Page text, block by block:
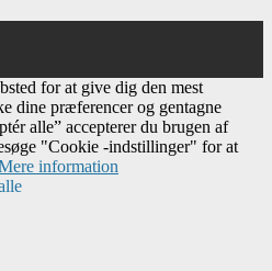
for at give dig den mest
dine præferencer og gentagne
alle” accepterer du brugen af
"Cookie -indstillinger" for at
information